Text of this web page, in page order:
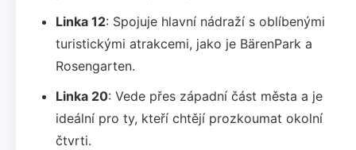
Linka 12: Spojuje hlavní nádraží s oblíbenými
turistickými atrakcemi, jako je BärenPark a
Rosengarten.
Linka 20: Vede přes západní část města a je
ideální pro ty, kteří chtějí prozkoumat okolní
čtvrti.